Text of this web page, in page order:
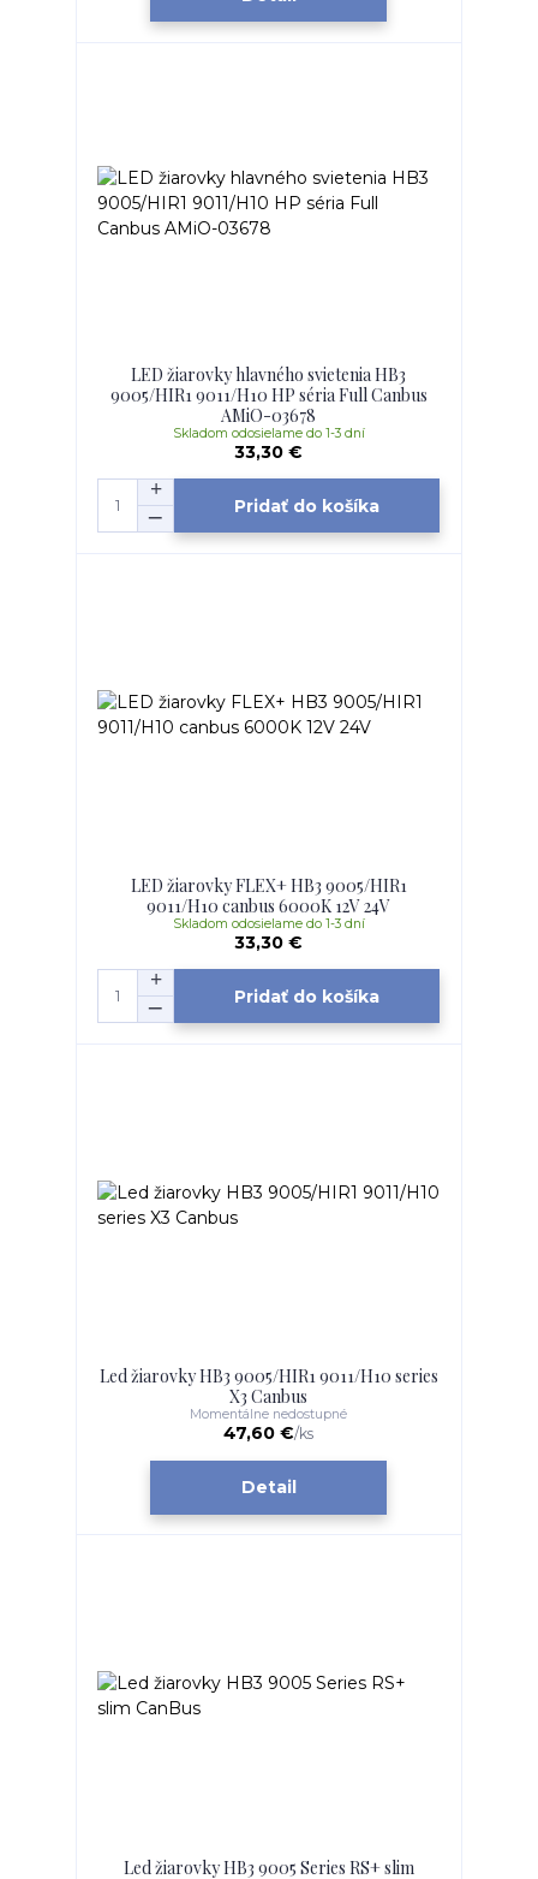
LED žiarovky hlavného svietenia HB3
9005/HIR1 9011/H10 HP séria Full Canbus
AMiO-03678
33,30 €
Skladom odosielame do 1-3 dní
Pridať do košíka
LED žiarovky FLEX+ HB3 9005/HIR1
9011/H10 canbus 6000K 12V 24V
33,30 €
Skladom odosielame do 1-3 dní
Pridať do košíka
Led žiarovky HB3 9005/HIR1 9011/H10 series
X3 Canbus
47,60 €/ks
Momentálne nedostupné
Detail
Led žiarovky HB3 9005 Series RS+ slim